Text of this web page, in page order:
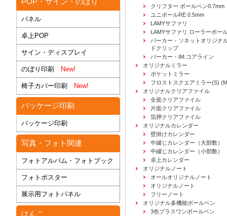
パネル
卓上POP
サイン・ディスプレイ
のぼり印刷 New!
椅子カバー印刷 New!
パッケージ印刷
パッケージ印刷
写真・フォト関連
フォトアルバム・フォトブック
フォトポスター
展示用フォトパネル
はんこ
クリフター ボールペン0.7mm
ユニボールRE 0.5mm
LAMYサファリ
LAMYサファリ ローラーボー
パーカー・ソネットオリジナ
ドクリップ
パーカー・IM コアライン
オリジナルミラー
ポケットミラー
フロストスクエアミラー(S)
オリジナルクリアファイル
全面クリアファイル
片面クリアファイル
箔押クリアファイル
オリジナルカレンダー
壁掛けカレンダー
中綴じカレンダー（大部数）
中綴じカレンダー（小部数）
卓上カレンダー
オリジナルノート
オールオリジナルノート
オリジナルノート
フリーノート
オリジナル多機能ボールペン
3色プラスワンボールペン